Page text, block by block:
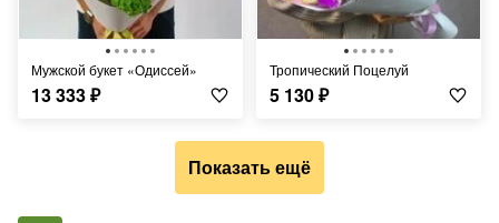
Мужской букет «Одиссей»
13 333₽
Тропический Поцелуй
5 130₽
Показать ещё